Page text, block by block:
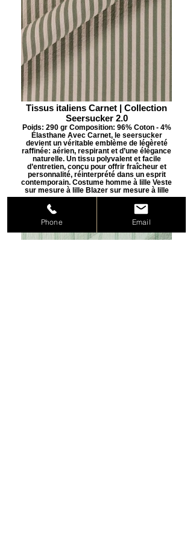
Tissus italiens Carnet | Collection
Seersucker 2.0
Poids: 290 gr Composition: 96% Coton - 4%
Élasthane Avec Carnet, le seersucker
devient un véritable emblème de légèreté
raffinée: aérien, respirant et d’une élégance
naturelle. Un tissu polyvalent et facile
d’entretien, conçu pour offrir fraîcheur et
personnalité, réinterprété dans un esprit
contemporain. Costume homme à lille Veste
sur mesure à lille Blazer sur mesure à lille
Phone Email